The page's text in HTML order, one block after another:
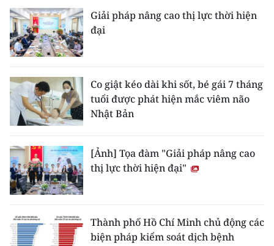
Giải pháp nâng cao thị lực thời hiện
đại
Co giật kéo dài khi sốt, bé gái 7 tháng
tuổi được phát hiện mắc viêm não
Nhật Bản
[Ảnh] Tọa đàm "Giải pháp nâng cao
thị lực thời hiện đại"
Thành phố Hồ Chí Minh chủ động các
biện pháp kiểm soát dịch bệnh